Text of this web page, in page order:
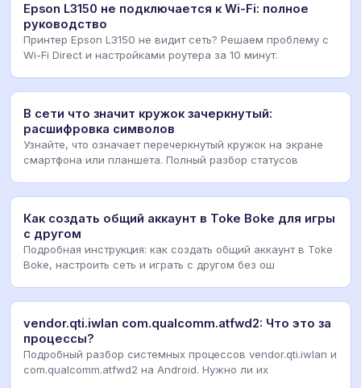
Epson L3150 не подключается к Wi-Fi: полное
руководство
Принтер Epson L3150 не видит сеть? Решаем проблему с
Wi-Fi Direct и настройками роутера за 10 минут.
В сети что значит кружок зачеркнутый:
расшифровка символов
Узнайте, что означает перечеркнутый кружок на экране
смартфона или планшета. Полный разбор статусов
Как создать общий аккаунт в Toke Boke для игры
с другом
Подробная инструкция: как создать общий аккаунт в Toke
Boke, настроить сеть и играть с другом без ош
vendor.qti.iwlan com.qualcomm.atfwd2: Что это за
процессы?
Подробный разбор системных процессов vendor.qti.iwlan и
com.qualcomm.atfwd2 на Android. Нужно ли их